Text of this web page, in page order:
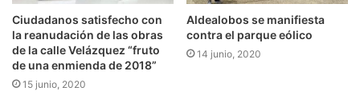
Ciudadanos satisfecho con
la reanudación de las obras
de la calle Velázquez “fruto
de una enmienda de 2018”
15 junio, 2020
Aldealobos se manifiesta
contra el parque eólico
14 junio, 2020